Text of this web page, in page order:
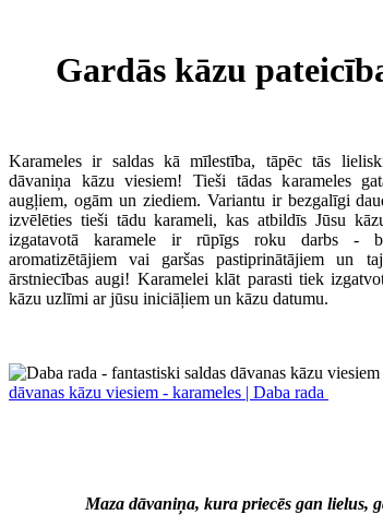
Gardās kāzu
Karameles ir saldas kā mīlestība, tāpēc tās
dāvaniņa kāzu viesiem! Tieši tādas karameles
augļiem, ogām un ziediem. Variantu ir bezgalīgi
izvēlēties tieši tādu karameli, kas atbildīs Jūsu
izgatavotā karamele ir rūpīgs roku darbs -
aromatizētājiem vai garšas pastiprinātājiem un
ārstniecības augi! Karamelei klāt parasti tiek
kāzu uzlīmi ar jūsu iniciāļiem un kāzu datumu.
dāvanas kāzu viesiem - karameles | Daba rada
Maza dāvaniņa, kura priecēs gan lielus,